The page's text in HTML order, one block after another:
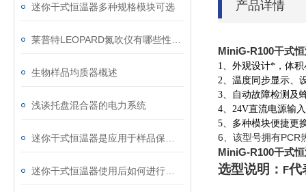
迷你干式恒温器多种规格模块可选
生物样品均质器概述
浅谈托盘混合器的电力系统
产品详情
MiniG-R100干式
1、外观设计*，体
2、温度同步显示、
3、自动故障检测及
4、24V直流电源输
5、多种模块便捷更
6、该型号拥有PCR
MiniG-R100干式
选型说明： F代